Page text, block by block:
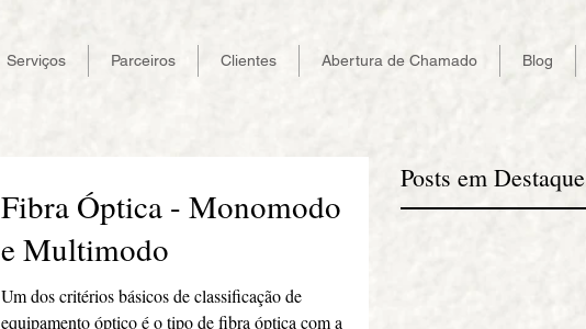
Serviços Parceiros Clientes Abertura de Chamado Blog
Fibra Óptica - Monomodo
e Multimodo
Um dos critérios básicos de classificação de
equipamento óptico é o tipo de fibra óptica com a
Posts em Destaque